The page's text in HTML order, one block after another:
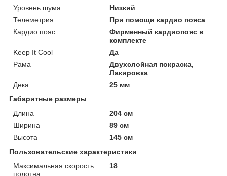
Уровень шума
Низкий
Телеметрия
При помощи кардио пояса
Кардио пояс
Фирменный кардиопояс в
комплекте
Keep It Cool
Да
Рама
Двухслойная покраска,
Лакировка
Дека
25 мм
Габаритные размеры
Длина
204 см
Ширина
89 см
Высота
145 см
Пользовательские характеристики
Максимальная скорость
полотна
18